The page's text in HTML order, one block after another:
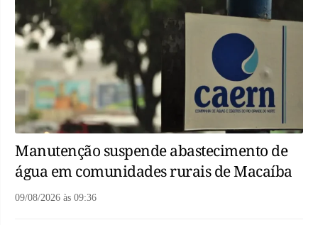
Manutenção suspende abastecimento de
água em comunidades rurais de Macaíba
09/08/2026 às 09:36